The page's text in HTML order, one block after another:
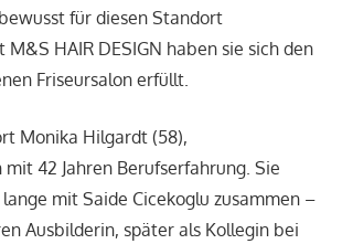
für diesen Standort
HAIR DESIGN haben sie sich den
Friseursalon erfüllt.
Monika Hilgardt (58),
42 Jahren Berufserfahrung. Sie
mit Saide Cicekoglu zusammen –
Ausbilderin, später als Kollegin bei